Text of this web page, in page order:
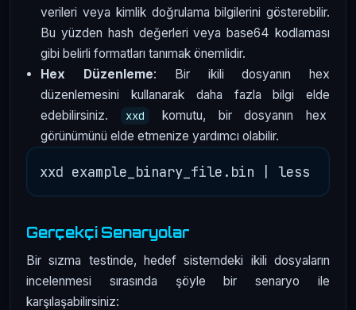
verileri veya kimlik doğrulama bilgilerini gösterebilir.
Bu yüzden hash değerleri veya base64 kodlaması
gibi belirli formatları tanımak önemlidir.
Hex Düzenleme: Bir ikili dosyanın hex
düzenlemesini kullanarak daha fazla bilgi elde
edebilirsiniz.
xxd
komutu, bir dosyanın hex
görünümünü elde etmenize yardımcı olabilir.
Gerçekçi Senaryolar
Bir sızma testinde, hedef sistemdeki ikili dosyaların
incelenmesi sırasında şöyle bir senaryo ile
karşılaşabilirsiniz: